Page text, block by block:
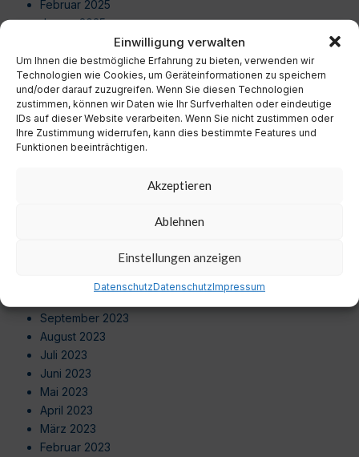
Einwilligung verwalten
Um Ihnen die bestmögliche Erfahrung zu bieten, verwenden wir
Technologien wie Cookies, um Geräteinformationen zu speichern
und/oder darauf zuzugreifen. Wenn Sie diesen Technologien
zustimmen, können wir Daten wie Ihr Surfverhalten oder eindeutige
IDs auf dieser Website verarbeiten. Wenn Sie nicht zustimmen oder
Ihre Zustimmung widerrufen, kann dies bestimmte Features und
Funktionen beeinträchtigen.
Akzeptieren
Ablehnen
Einstellungen anzeigen
DatenschutzDatenschutzImpressum
Februar 2025
Januar 2025
Dezember 2024
November 2024
Oktober 2024
September 2024
August 2024
Juli 2024
Juni 2024
Dezember 2023
November 2023
September 2023
August 2023
Juli 2023
Juni 2023
Mai 2023
April 2023
März 2023
Februar 2023